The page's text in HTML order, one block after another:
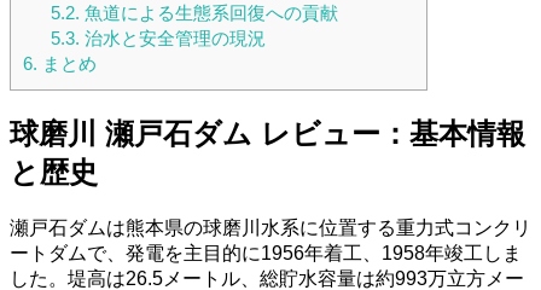
5.2. 魚道による生態系回復への貢献
5.3. 治水と安全管理の現況
6. まとめ
球磨川 瀬戸石ダム レビュー：基本情報
と歴史
瀬戸石ダムは熊本県の球磨川水系に位置する重力式コンクリ
ートダムで、発電を主目的に1956年着工、1958年竣工しま
した。堤高は26.5メートル、総貯水容量は約993万立方メー